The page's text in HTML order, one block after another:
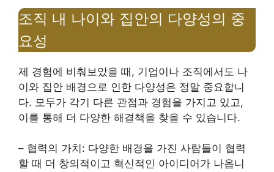
조직 내 나이와 집안의 다양성의 중
요성
제 경험에 비춰보았을 때, 기업이나 조직에서도 나
이와 집안 배경으로 인한 다양성은 정말 중요합니
다. 모두가 각기 다른 관점과 경험을 가지고 있고,
이를 통해 더 다양한 해결책을 찾을 수 있습니다.
– 협력의 가치: 다양한 배경을 가진 사람들이 협력
할 때 더 창의적이고 혁신적인 아이디어가 나옵니